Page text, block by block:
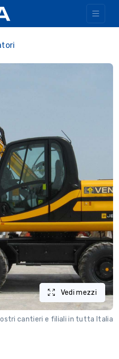
Vedi mezzi
cantieri e filiali in tutta Italia